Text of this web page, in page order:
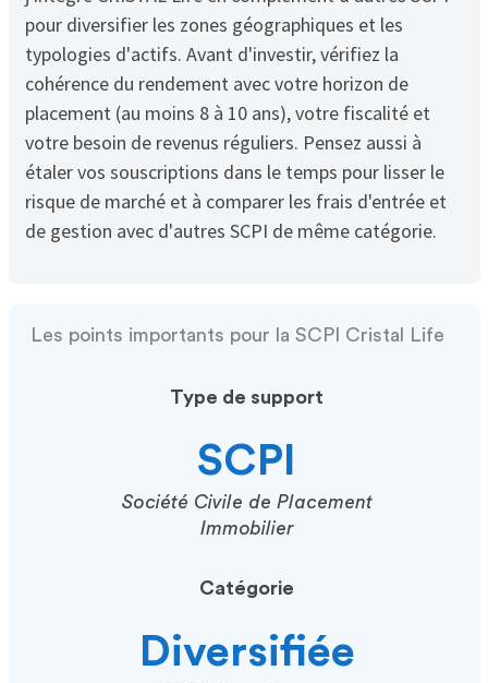
pour diversifier les zones géographiques et les
typologies d'actifs. Avant d'investir, vérifiez la
cohérence du rendement avec votre horizon de
placement (au moins 8 à 10 ans), votre fiscalité et
votre besoin de revenus réguliers. Pensez aussi à
étaler vos souscriptions dans le temps pour lisser le
risque de marché et à comparer les frais d'entrée et
de gestion avec d'autres SCPI de même catégorie.
Les points importants pour la SCPI Cristal Life
Type de support
SCPI
Société Civile de Placement
Immobilier
Catégorie
Diversifiée